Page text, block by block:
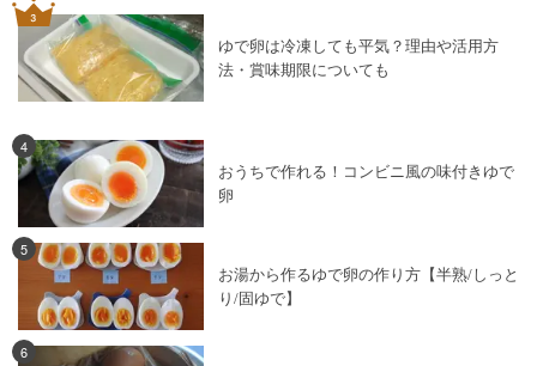
ゆで卵は冷凍しても平気？理由や活用方
法・賞味期限についても
4
おうちで作れる！コンビニ風の味付きゆで
卵
5
お湯から作るゆで卵の作り方【半熟/しっと
り/固ゆで】
6